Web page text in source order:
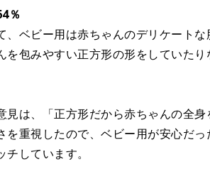
％
、ベビー用は赤ちゃんのデリケート
を包みやすい正方形の形をしていた
見は、「正方形だから赤ちゃんの全
を重視したので、ベビー用が安心だ
しています。